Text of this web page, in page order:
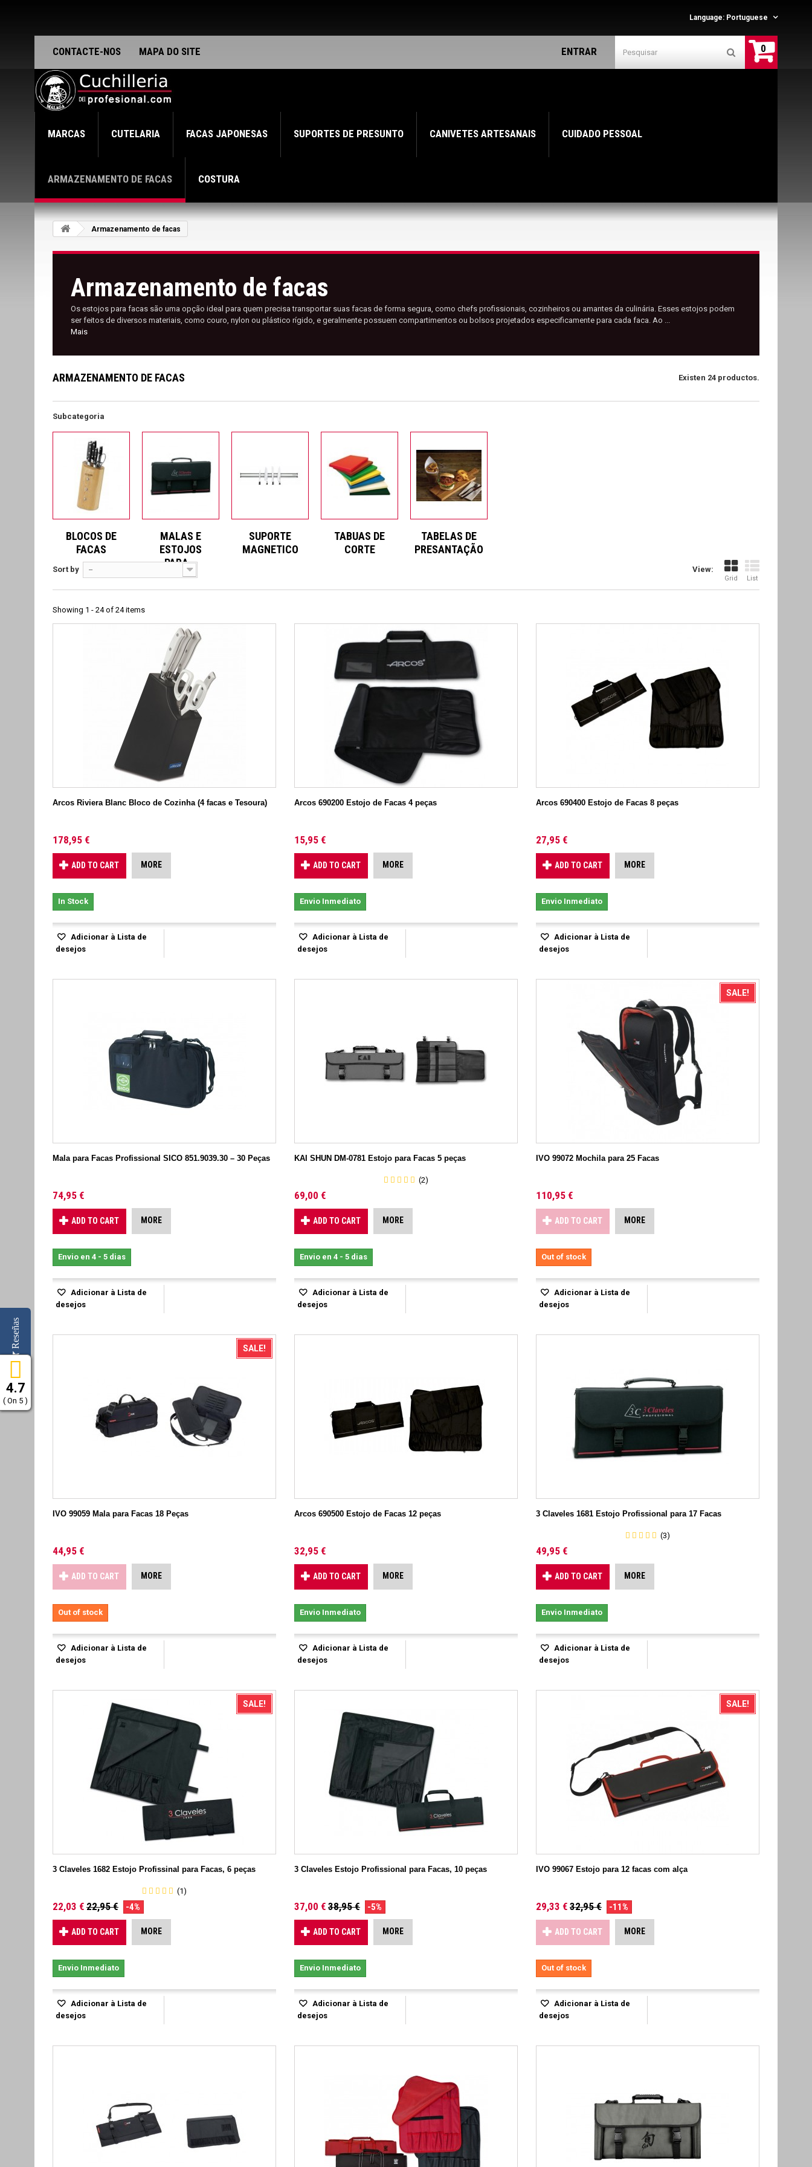
Language: Portuguese
CONTACTE-NOS MAPA DO SITE 0
ENTRAR
MARCAS CUTELARIA FACAS JAPONESAS SUPORTES DE PRESUNTO CANIVETES ARTESANAIS CUIDADO PESSOAL
ARMAZENAMENTO DE FACAS COSTURA
Armazenamento de facas
Armazenamento de facas
Os estojos para facas são uma opção ideal para quem precisa transportar suas facas de forma segura, como chefs profissionais, cozinheiros ou amantes da culinária. Esses estojos podem
ser feitos de diversos materiais, como couro, nylon ou plástico rígido, e geralmente possuem compartimentos ou bolsos projetados especificamente para cada faca. Ao ...
Mais
ARMAZENAMENTO DE FACAS Existen 24 productos.
Subcategoria
BLOCOS DE
FACAS
MALAS E
ESTOJOS
PARA...
SUPORTE
MAGNETICO
TABUAS DE
CORTE
TABELAS DE
PRESANTAÇÃO
View:
Grid List
Sort by --
Showing 1 - 24 of 24 items
Arcos Riviera Blanc Bloco de Cozinha (4 facas e Tesoura)
178,95 €
ADD TO CART MORE
In Stock
Adicionar à Lista de
desejos
Arcos 690200 Estojo de Facas 4 peças
15,95 €
ADD TO CART MORE
Envio Inmediato
Adicionar à Lista de
desejos
Arcos 690400 Estojo de Facas 8 peças
27,95 €
ADD TO CART MORE
Envio Inmediato
Adicionar à Lista de
desejos
Mala para Facas Profissional SICO 851.9039.30 – 30 Peças
74,95 €
ADD TO CART MORE
Envio en 4 - 5 dias
Adicionar à Lista de
desejos
KAI SHUN DM-0781 Estojo para Facas 5 peças
(2)
69,00 €
ADD TO CART MORE
Envio en 4 - 5 dias
Adicionar à Lista de
desejos
SALE!
IVO 99072 Mochila para 25 Facas
110,95 €
ADD TO CART MORE
Out of stock
Adicionar à Lista de
desejos
SALE!
IVO 99059 Mala para Facas 18 Peças
44,95 €
ADD TO CART MORE
Out of stock
Adicionar à Lista de
desejos
Arcos 690500 Estojo de Facas 12 peças
32,95 €
ADD TO CART MORE
Envio Inmediato
Adicionar à Lista de
desejos
3 Claveles 1681 Estojo Profissional para 17 Facas
(3)
49,95 €
ADD TO CART MORE
Envio Inmediato
Adicionar à Lista de
desejos
SALE!
3 Claveles 1682 Estojo Profissinal para Facas, 6 peças
(1)
22,03 € 22,95 € -4%
ADD TO CART MORE
Envio Inmediato
Adicionar à Lista de
desejos
3 Claveles Estojo Profissional para Facas, 10 peças
37,00 € 38,95 € -5%
ADD TO CART MORE
Envio Inmediato
Adicionar à Lista de
desejos
SALE!
IVO 99067 Estojo para 12 facas com alça
29,33 € 32,95 € -11%
ADD TO CART MORE
Out of stock
Adicionar à Lista de
desejos
4.7
( On 5 )
Reseñas